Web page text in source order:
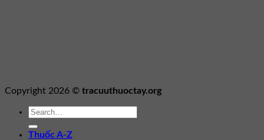
Copyright 2026 © tracuuthuoctay.org
Thuốc A-Z